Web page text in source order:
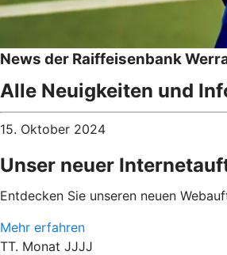
News der Raiffeisenbank
Alle Neuigkeiten und
15. Oktober 2024
Unser neuer
Entdecken Sie unseren neuen
Mehr erfahren
TT. Monat JJJJ